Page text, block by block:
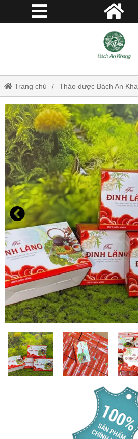
Trang chủ Thảo dược Bách An
Hỗ trợ tiêu hóa Huyết áp tim mạch
Thanh nhiệt giải độc
Trà Đinh Lăng dạng túi lọc Mộc Tâm